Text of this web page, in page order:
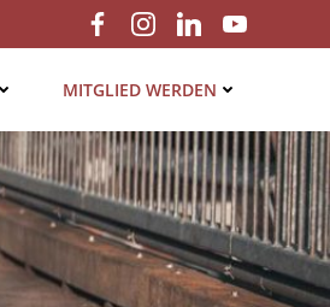
MIT­GLIED WERDEN